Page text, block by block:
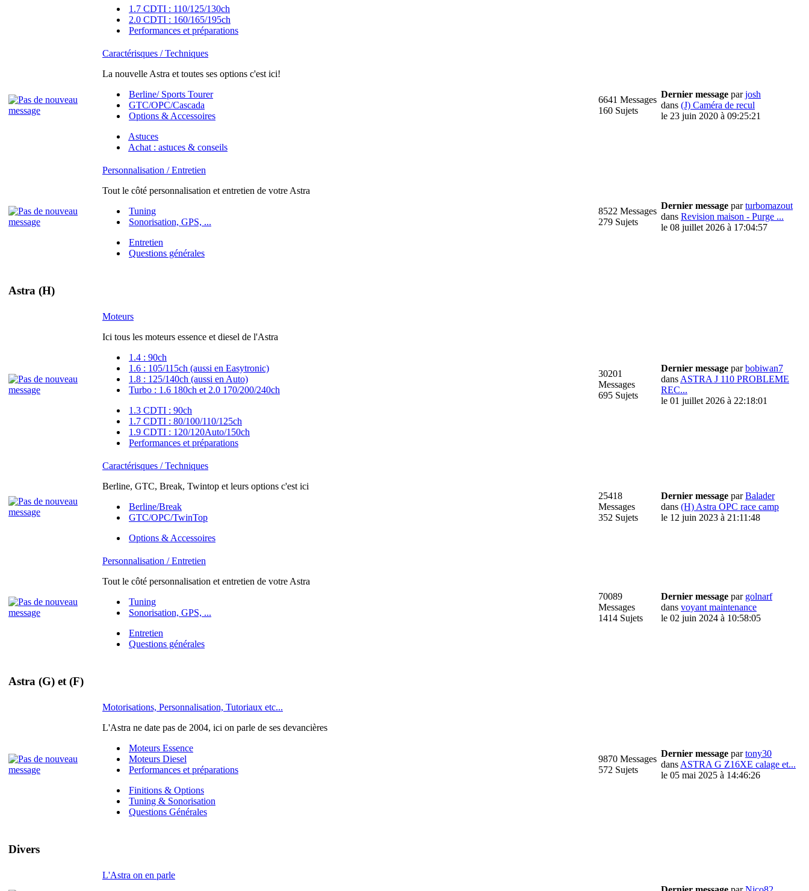
1.7 CDTI : 110/125/130ch
2.0 CDTI : 160/165/195ch
Performances et préparations
Caractérisques / Techniques
La nouvelle Astra et toutes ses options c'est ici!
Berline/ Sports Tourer
GTC/OPC/Cascada
Options & Accessoires
Astuces
Achat : astuces & conseils
6641 Messages
160 Sujets
Dernier message parjosh
dans (J) Caméra de recul
le 23 juin 2020 à 09:25:21
Personnalisation / Entretien
Tout le côté personnalisation et entretien de votre Astra
Tuning
Sonorisation, GPS, ...
Entretien
Questions générales
8522 Messages
279 Sujets
Dernier message parturbomazout
dans Revision maison - Purge ...
le 08 juillet 2026 à 17:04:57
Astra (H)
Moteurs
Ici tous les moteurs essence et diesel de l'Astra
1.4 : 90ch
1.6 : 105/115ch (aussi en Easytronic)
1.8 : 125/140ch (aussi en Auto)
Turbo : 1.6 180ch et 2.0 170/200/240ch
1.3 CDTI : 90ch
1.7 CDTI : 80/100/110/125ch
1.9 CDTI : 120/120Auto/150ch
Performances et préparations
30201
Messages
695 Sujets
Dernier message parbobiwan7
dans ASTRA J 110 PROBLEME
REC...
le 01 juillet 2026 à 22:18:01
Caractérisques / Techniques
Berline, GTC, Break, Twintop et leurs options c'est ici
Berline/Break
GTC/OPC/TwinTop
Options & Accessoires
25418
Messages
352 Sujets
Dernier message parBalader
dans (H) Astra OPC race camp
le 12 juin 2023 à 21:11:48
Personnalisation / Entretien
Tout le côté personnalisation et entretien de votre Astra
Tuning
Sonorisation, GPS, ...
Entretien
Questions générales
70089
Messages
1414 Sujets
Dernier message par golnarf
dans voyant maintenance
le 02 juin 2024 à 10:58:05
Astra (G) et (F)
Motorisations, Personnalisation, Tutoriaux etc...
L'Astra ne date pas de 2004, ici on parle de ses devancières
Moteurs Essence
Moteurs Diesel
Performances et préparations
Finitions & Options
Tuning & Sonorisation
Questions Générales
9870 Messages
572 Sujets
Dernier message partony30
dans ASTRA G Z16XE calage et...
le 05 mai 2025 à 14:46:26
Divers
L'Astra on en parle